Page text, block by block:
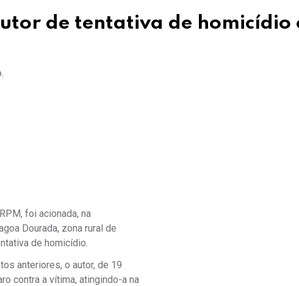
de tentativa de homicídio
foi acionada, na
Dourada, zona rural de
de homicídio.
anteriores, o autor, de 19
contra a vítima, atingindo-a na